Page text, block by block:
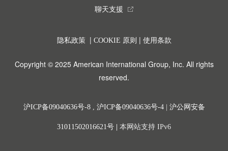
聊天支援 external_link
隐私政策| COOKIE 原则 | 使用条款
Copyright © 2025 American International Group, Inc. All rights
reserved.
沪ICP备09040636号-8, 沪ICP备09040636号-4| 沪公网安备
31011502016621号 本网站支持 IPv6